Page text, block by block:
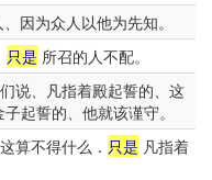
因为众人以他为先知。
只是 所召的人不配。
说、凡指着殿起誓的、这
起誓的、他就该谨守。
算不得什么． 只是 凡指着